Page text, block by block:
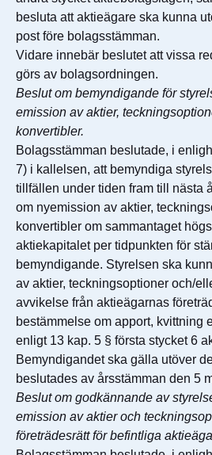
besluta att aktieägare ska kunna
post före bolagsstämman.
Vidare innebär beslutet att vissa
görs av bolagsordningen.
Beslut om bemyndigande för
emission av aktier,
konvertibler.
Bolagsstämman beslutade, i
7) i kallelsen, att bemyndiga
tillfällen under tiden fram till nästa
om nyemission av aktier,
konvertibler om sammantaget
aktiekapitalet per tidpunkten för
bemyndigande. Styrelsen ska
av aktier, teckningsoptioner och/
avvikelse från aktieägarnas
bestämmelse om apport, kvittning
enligt 13 kap. 5 § första stycket 6
Bemyndigandet ska gälla utöver
beslutades av årsstämman den 5
Beslut om godkännande av
emission av aktier och
företrädesrätt för befintliga